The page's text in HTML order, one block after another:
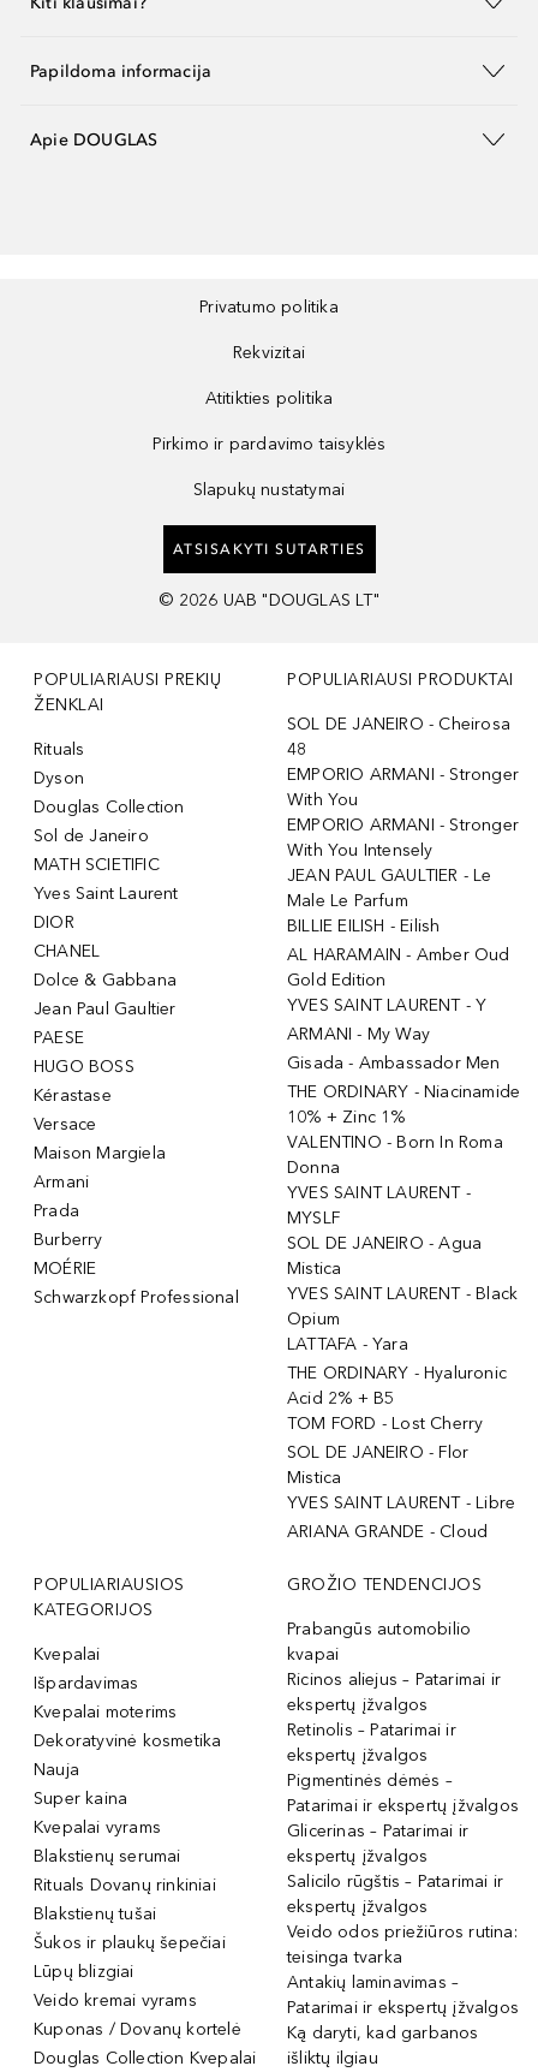
Papildoma informacija
Apie DOUGLAS
Privatumo politika
Rekvizitai
Atitikties politika
Pirkimo ir pardavimo taisyklės
Slapukų nustatymai
ATSISAKYTI SUTARTIES
© 2026 UAB "DOUGLAS LT"
POPULIARIAUSI PREKIŲ
ŽENKLAI
Rituals
Dyson
Douglas Collection
Sol de Janeiro
MATH SCIETIFIC
Yves Saint Laurent
DIOR
CHANEL
Dolce & Gabbana
Jean Paul Gaultier
PAESE
HUGO BOSS
Kérastase
Versace
Maison Margiela
Armani
Prada
Burberry
MOÉRIE
Schwarzkopf Professional
POPULIARIAUSI PRODUKTAI
SOL DE JANEIRO - Cheirosa
48
EMPORIO ARMANI - Stronger
With You
EMPORIO ARMANI - Stronger
With You Intensely
JEAN PAUL GAULTIER - Le
Male Le Parfum
BILLIE EILISH - Eilish
AL HARAMAIN - Amber Oud
Gold Edition
YVES SAINT LAURENT - Y
ARMANI - My Way
Gisada - Ambassador Men
THE ORDINARY - Niacinamide
10% + Zinc 1%
VALENTINO - Born In Roma
Donna
YVES SAINT LAURENT -
MYSLF
SOL DE JANEIRO - Agua
Mistica
YVES SAINT LAURENT - Black
Opium
LATTAFA - Yara
THE ORDINARY - Hyaluronic
Acid 2% + B5
TOM FORD - Lost Cherry
SOL DE JANEIRO - Flor
Mistica
YVES SAINT LAURENT - Libre
ARIANA GRANDE - Cloud
POPULIARIAUSIOS
KATEGORIJOS
Kvepalai
Išpardavimas
Kvepalai moterims
Dekoratyvinė kosmetika
Nauja
Super kaina
Kvepalai vyrams
Blakstienų serumai
Rituals Dovanų rinkiniai
Blakstienų tušai
Šukos ir plaukų šepečiai
Lūpų blizgiai
Veido kremai vyrams
Kuponas / Dovanų kortelė
Douglas Collection Kvepalai
GROŽIO TENDENCIJOS
Prabangūs automobilio
kvapai
Ricinos aliejus – Patarimai ir
ekspertų įžvalgos
Retinolis – Patarimai ir
ekspertų įžvalgos
Pigmentinės dėmės –
Patarimai ir ekspertų įžvalgos
Glicerinas – Patarimai ir
ekspertų įžvalgos
Salicilo rūgštis – Patarimai ir
ekspertų įžvalgos
Veido odos priežiūros rutina:
teisinga tvarka
Antakių laminavimas –
Patarimai ir ekspertų įžvalgos
Ką daryti, kad garbanos
išliktų ilgiau